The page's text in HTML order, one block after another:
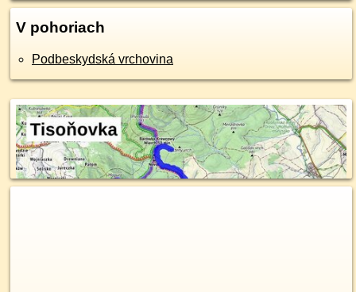
V pohoriach
Podbeskydská vrchovina